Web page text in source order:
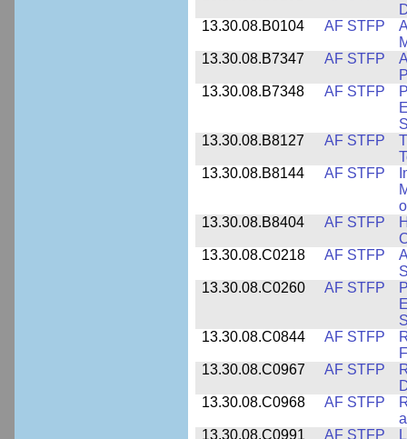
13.30.08.B0104
AF STFP
13.30.08.B7347
AF STFP
13.30.08.B7348
AF STFP
13.30.08.B8127
AF STFP
13.30.08.B8144
AF STFP
13.30.08.B8404
AF STFP
13.30.08.C0218
AF STFP
13.30.08.C0260
AF STFP
13.30.08.C0844
AF STFP
13.30.08.C0967
AF STFP
13.30.08.C0968
AF STFP
13.30.08.C0991
AF STFP